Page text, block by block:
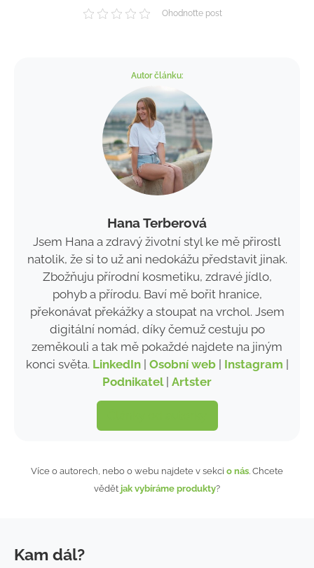
Ohodnoťte post
Autor článku:
Hana Terberová
Jsem Hana a zdravý životní styl ke mě přirostl
natolik, že si to už ani nedokážu představit jinak.
Zbožňuju přírodní kosmetiku, zdravé jídlo,
pohyb a přírodu. Baví mě bořit hranice,
překonávat překážky a stoupat na vrchol. Jsem
digitální nomád, díky čemuž cestuju po
zeměkouli a tak mě pokaždé najdete na jiným
konci světa. LinkedIn| Osobní web| Instagram
Podnikatel| Artster
Více o autorech, nebo o webu najdete v sekci o nás. Chcete
vědět jak vybíráme produkty?
Kam dál?